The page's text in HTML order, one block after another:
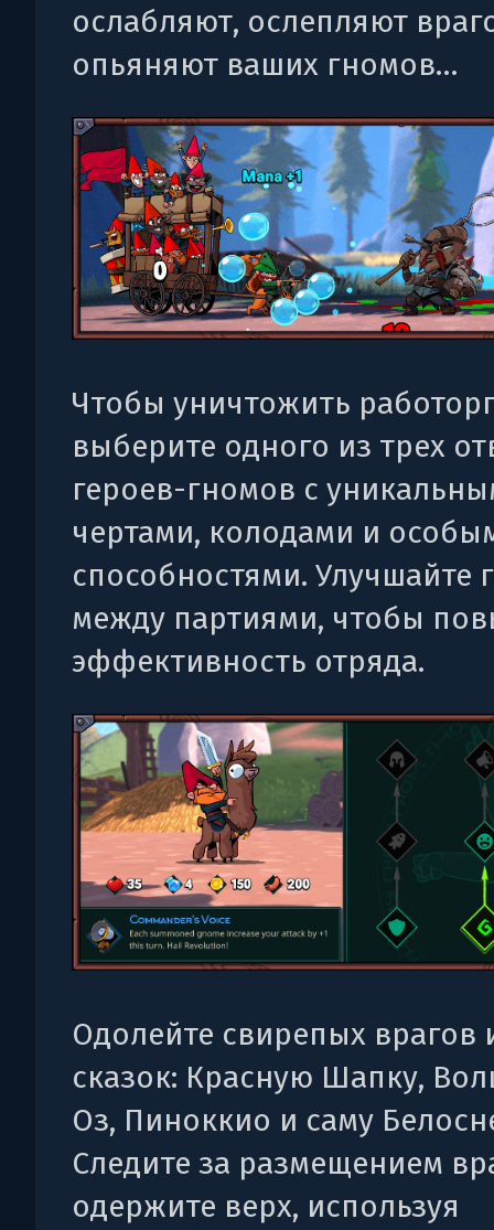
ослабляют, ослепляют
опьяняют ваших гномов…
Чтобы уничтожить
выберите одного из трех
героев-гномов с
чертами, колодами и
способностями. Улучшайте
между партиями, чтобы
эффективность отряда.
Одолейте свирепых врагов
сказок: Красную Шапку,
Оз, Пиноккио и саму
Следите за размещением
одержите верх, используя